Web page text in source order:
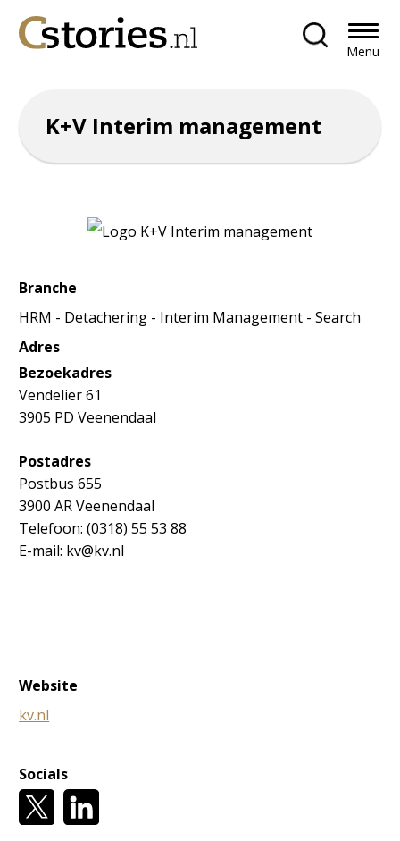
Menu
K+V Interim management
Branche
HRM - Detachering - Interim Management - Search
Adres
Bezoekadres
Vendelier 61
3905 PD Veenendaal
Postadres
Postbus 655
3900 AR Veenendaal
Telefoon: (0318) 55 53 88
E-mail: kv@kv.nl
Website
kv.nl
Socials